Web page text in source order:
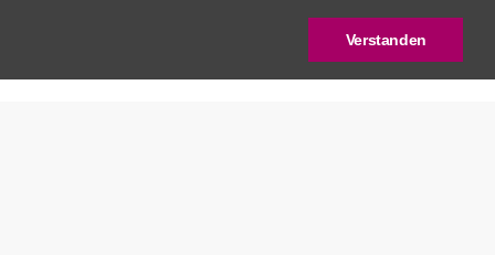
Verstanden
Deutscher Städtebaupreis